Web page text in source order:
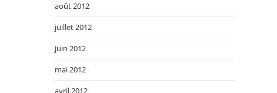
août 2012
juillet 2012
juin 2012
mai 2012
avril 2012